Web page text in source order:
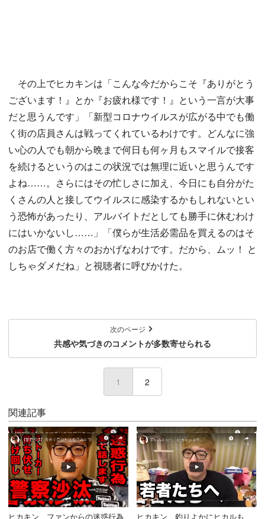
その上でヒカキンは「こんな今だからこそ『ありがとう
ございます！』とか『お疲れ様です！』という一言が大事
だと思うんです」「新型コロナウイルスが広がる中でも働
く街の店員さんは戦ってくれているわけです。どんなに強
い心の人でも朝から晩まで何日も何ヶ月もスマイルで接客
を続けるというのはこの状況では無理に近いと思うんです
よね……。さらにはその忙しさに加え、今日にも自分がた
くさんの人と接してウイルスに感染するかもしれないとい
う恐怖があったり、アルバイトだとしても勝手に休むわけ
にはいかないし……」「僕らが生活必需品を買えるのはそ
のお店で働く方々のおかげなわけです。だから、ムッ！ と
しちゃダメだね」と視聴者に呼びかけた。
次のページ
共感や気づきのコメントが多数寄せられる
1 (current)
2
関連記事
ヒカキン、ファンからの迷惑行為 ヒカキン、釣りよかにヒカルも